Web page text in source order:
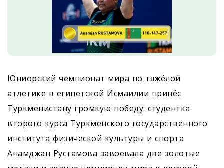
Юниорский чемпионат мира по тяжёлой
атлетике в египетской Исмаилии принёс
Туркменистану громкую победу: студентка
второго курса Туркменского государственного
института физической культуры и спорта
Анамджан Рустамова завоевала две золотые